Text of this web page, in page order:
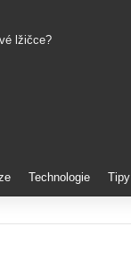
lžičce?
Technologie Tipy